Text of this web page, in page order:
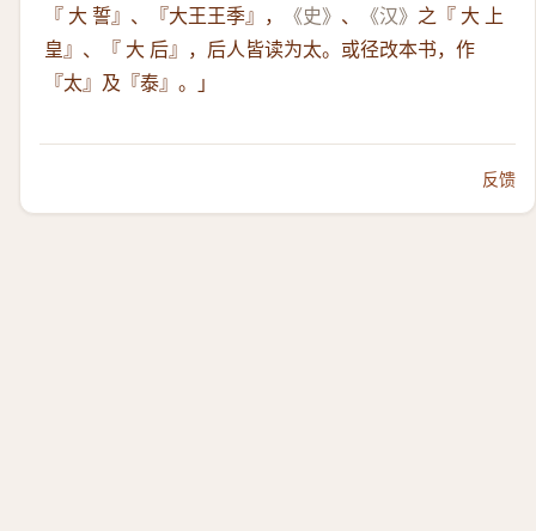
『 大 誓』、『大王王季』，
《史》 、 《汉》 之『 大 上
皇』、『 大 后』，后人皆读为太。或径改本书，作
『太』及『泰』。」
反馈